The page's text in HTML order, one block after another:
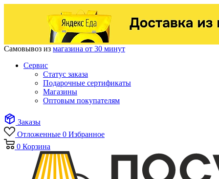
Самовывоз из магазина от 30 минут
Сервис
Статус заказа
Подарочные сертификаты
Магазины
Оптовым покупателям
Заказы
Отложенные 0 Избранное
0 Корзина